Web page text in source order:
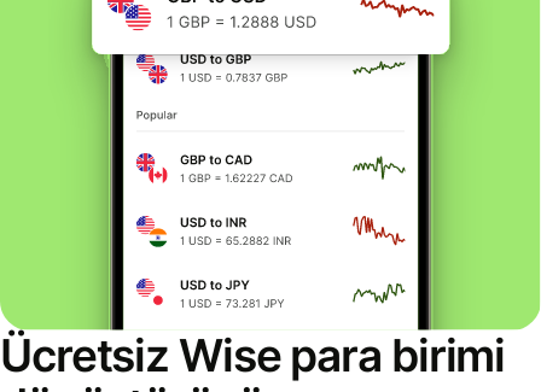
Ücretsiz Wise para birimi